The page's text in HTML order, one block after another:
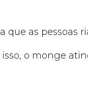
que as pessoas
o monge